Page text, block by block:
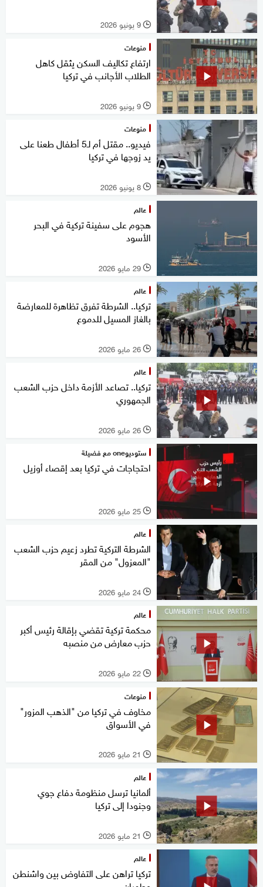
l 9 يونيو 2026
منوعات
ارتفاع تكاليف السكن يثقل كاهل
الطلاب الأجانب في تركيا
l 9 يونيو 2026
منوعات
فيديو.. مقتل أم لـ5 أطفال طعنا على
يد زوجها في تركيا
l 8 يونيو 2026
عالم
هجوم على سفينة تركية في البحر
الأسود
l 29 مايو 2026
عالم
تركيا.. الشرطة تفرق تظاهرة للمعارضة
بالغاز المسيل للدموع
l 26 مايو 2026
عالم
تركيا.. تصاعد الأزمة داخل حزب الشعب
الجمهوري
l 26 مايو 2026
ستوديوone مع فضيلة
احتجاجات في تركيا بعد إقصاء أوزيل
l 25 مايو 2026
عالم
الشرطة التركية تطرد زعيم حزب الشعب
"المعزول" من المقر
l 24 مايو 2026
عالم
محكمة تركية تقضي بإقالة رئيس أكبر
حزب معارض من منصبه
l 22 مايو 2026
منوعات
مخاوف في تركيا من "الذهب المزور"
في الأسواق
l 21 مايو 2026
عالم
ألمانيا ترسل منظومة دفاع جوي
وجنودا إلى تركيا
l 21 مايو 2026
عالم
تركيا تراهن على التفاوض بين واشنطن